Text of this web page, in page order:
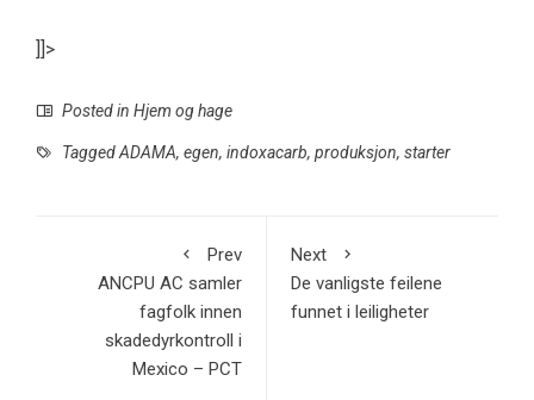
]]>
Posted in Hjem og hage
TaggedADAMA, egen, indoxacarb, produksjon, starter
Prev
ANCPU AC samler
fagfolk innen
skadedyrkontroll i
Mexico – PCT
Next
De vanligste feilene
funnet i leiligheter